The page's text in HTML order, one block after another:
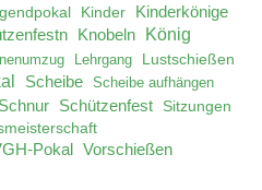
Kinder Kinderkönige
Knobeln
König
Lehrgang
Lustschießen
Scheibe Scheibe aufhängen
Schnur Schützenfest Sitzungen
Pokal
Vorschießen